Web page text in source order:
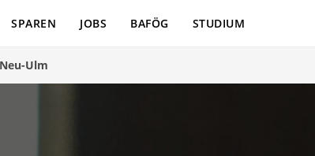
SPAREN JOBS BAFÖG STUDIUM
Ulm